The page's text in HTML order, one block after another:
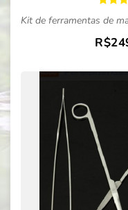
Kit de ferramentas de